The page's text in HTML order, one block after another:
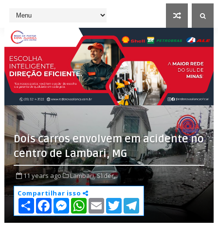
Dois carros envolvem em acidente no
centro de Lambari, MG
11 years ago Lambari,Slider,
Compartilhar isso
S
h
a
r
F
c
e
M
e
s
s
W
h
a
t
E
m
a
i
T
w
i
t
T
l
e